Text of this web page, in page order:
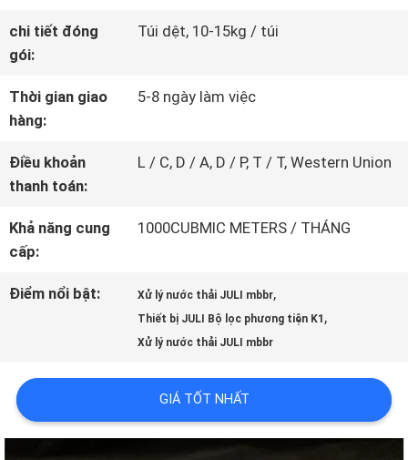
THAM
QUAN
NHÀ
SOÁT
CHẤT
LIÊN
HỆ
chi tiết đóng
gói:
Túi dệt, 10-15kg / túi
Thời gian giao
hàng:
5-8 ngày làm việc
Điều khoản
thanh toán:
L / C, D / A, D / P, T / T, Western Union
Khả năng cung
cấp:
1000CUBMIC METERS / THÁNG
Điểm nổi bật: Xử lý nước thải JULI mbbr,
Thiết bị JULI Bộ lọc phương tiện K1 ,
Xử lý nước thải JULI mbbr
GIÁ TỐT NHẤT